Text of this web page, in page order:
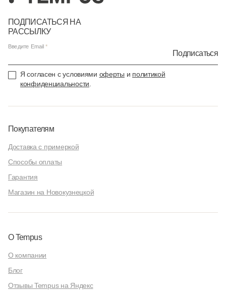
ПОДПИСАТЬСЯ НА
РАССЫЛКУ
Введите Email
Подписаться
Я согласен с условиями оферты и политикой
конфиденциальности.
Покупателям
Доставка с примеркой
Способы оплаты
Гарантия
Магазин на Новокузнецкой
О Tempus
О компании
Блог
Отзывы Tempus на Яндекс